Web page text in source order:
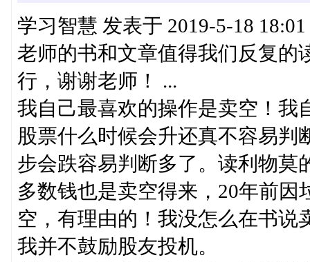
学习智慧 发表于 2019-5-18 18:01
老师的书和文章值得我们反复的
行，谢谢老师！ ...
我自己最喜欢的操作是卖空！我
股票什么时候会升还真不容易判
步会跌容易判断多了。读利物莫
多数钱也是卖空得来，20年前
空，有理由的！我没怎么在书说
我并不鼓励股友投机。